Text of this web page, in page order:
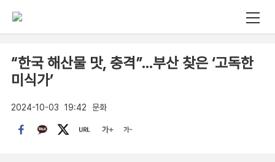
“한국 해산물 맛, 충격”…부산 찾은 ‘고독한
미식가’
2024-10-03 19:42 문화